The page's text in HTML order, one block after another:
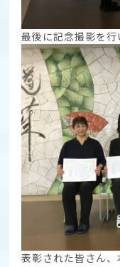
最後に記念撮影を行
表彰された皆さん、